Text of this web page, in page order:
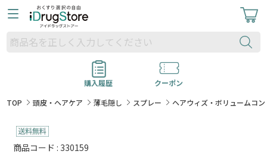
購入履歴
クーポン
TOP
頭皮・ヘアケア 薄毛隠し スプレー ヘアウィズ・ボリュームコ
商品コード : 330159